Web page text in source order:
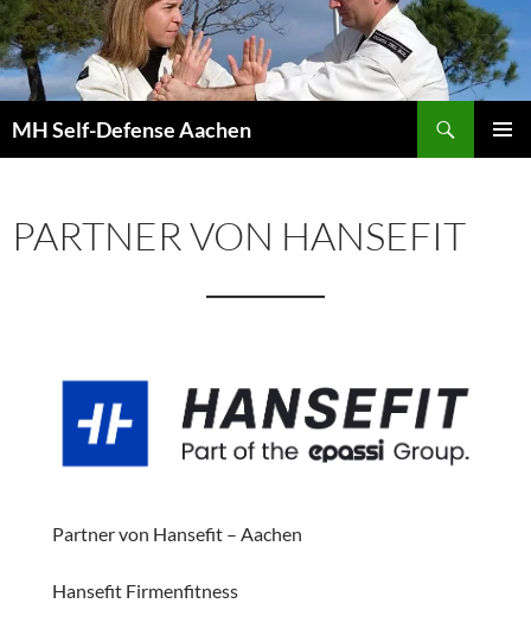
Zum
Inhalt
springen
MH Self-Defense Aachen
PARTNER VON HANSEFIT
Partner von Hansefit – Aachen
Hansefit Firmenfitness